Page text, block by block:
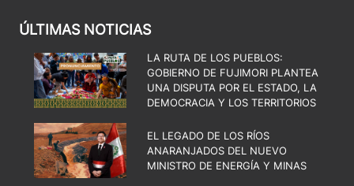
ÚLTIMAS NOTICIAS
LA RUTA DE LOS PUEBLOS:
GOBIERNO DE FUJIMORI PLANTEA
UNA DISPUTA POR EL ESTADO, LA
DEMOCRACIA Y LOS TERRITORIOS
EL LEGADO DE LOS RÍOS
ANARANJADOS DEL NUEVO
MINISTRO DE ENERGÍA Y MINAS